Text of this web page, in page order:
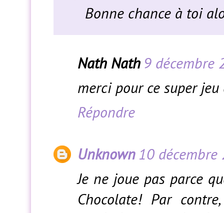
Bonne chance à toi
Nath Nath 9 décembre
merci pour ce super jeu
Répondre
Unknown 10
Je ne joue pas parce
Chocolate! Par